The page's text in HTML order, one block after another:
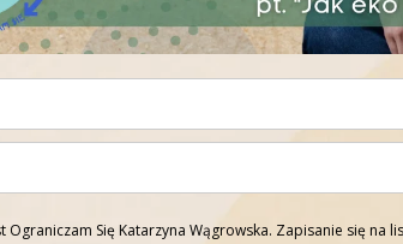
Się Katarzyna Wągrowska. Zapisanie się na